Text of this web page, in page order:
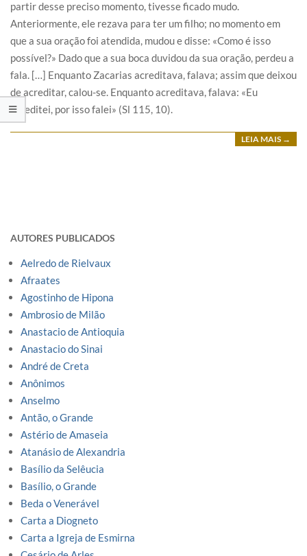
partir desse preciso momento, tivesse ficado mudo.
Anteriormente, ele rezava para ter um filho; no momento em
que a sua oração foi atendida, mudou e disse: «Como é isso
possível?» Dado que a sua boca duvidou da sua oração, perdeu a
fala. […] Enquanto Zacarias acreditava, falava; assim que deixou
de acreditar, calou-se. Enquanto acreditava, falava: «Eu
acreditei, por isso falei» (Sl 115, 10).
LEIA MAIS →
AUTORES PUBLICADOS
Aelredo de Rielvaux
Afraates
Agostinho de Hipona
Ambrosio de Milão
Anastacio de Antioquia
Anastacio do Sinai
André de Creta
Anônimos
Anselmo
Antão, o Grande
Astério de Amaseia
Atanásio de Alexandria
Basílio da Selêucia
Basílio, o Grande
Beda o Venerável
Carta a Diogneto
Carta a Igreja de Esmirna